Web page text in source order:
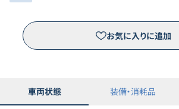
お気に入りに追加
車両状態 装備・消耗品